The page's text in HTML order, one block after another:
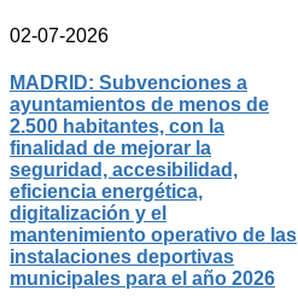
02-07-2026
MADRID: Subvenciones a
ayuntamientos de menos de
2.500 habitantes, con la
finalidad de mejorar la
seguridad, accesibilidad,
eficiencia energética,
digitalización y el
mantenimiento operativo de las
instalaciones deportivas
municipales para el año 2026